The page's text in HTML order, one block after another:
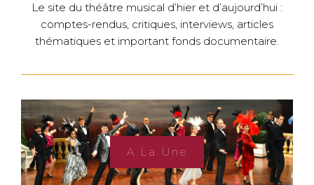
Le site du théâtre musical d’hier et d’aujourd’hui :
comptes-rendus, critiques, interviews, articles
thématiques et important fonds documentaire.
A La Une